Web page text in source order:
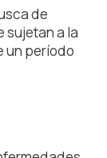
de
sujetan a la
un período